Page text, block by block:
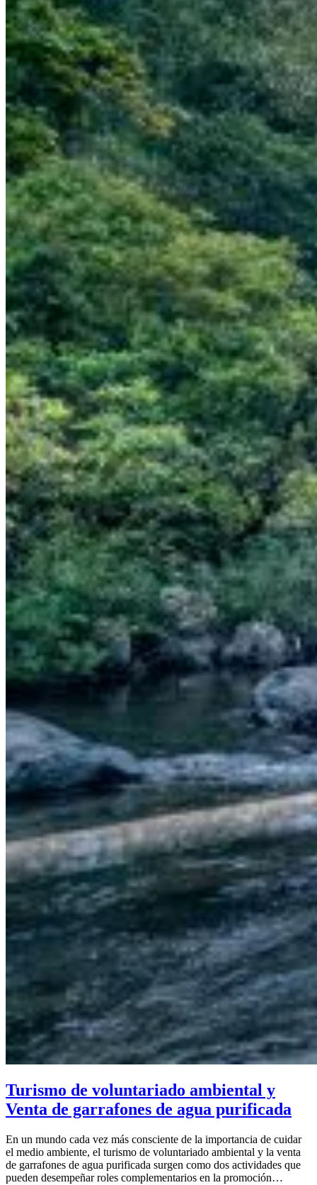
Turismo de voluntariado ambiental y
Venta de garrafones de agua purificada
En un mundo cada vez más consciente de la importancia de cuidar
el medio ambiente, el turismo de voluntariado ambiental y la venta
de garrafones de agua purificada surgen como dos actividades que
pueden desempeñar roles complementarios en la promoción…